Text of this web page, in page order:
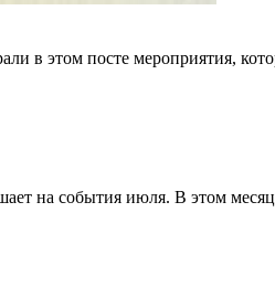
в этом посте мероприятия,
июля. В этом месяце